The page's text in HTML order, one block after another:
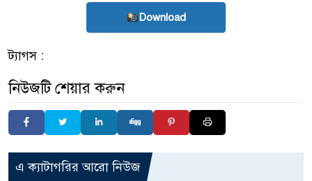
Download
ট্যাগস :
নিউজটি শেয়ার করুন
এ ক্যাটাগরির আরো নিউজ